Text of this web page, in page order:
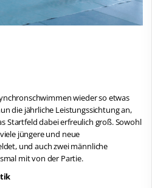
wieder so etwas
die jährliche Leistungssichtung an,
Startfeld dabei erfreulich groß. Sowohl
jüngere und neue
und auch zwei männliche
mit von der Partie.